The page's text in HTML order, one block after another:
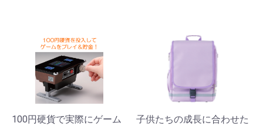
100円硬貨で実際にゲーム
子供たちの成長に合わせた